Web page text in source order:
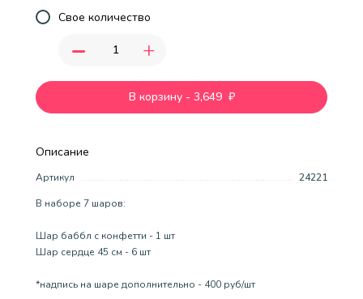
Описание
Артикул
24221
В наборе 7 шаров:
Шар баббл с конфетти - 1 шт
Шар сердце 45 см - 6 шт
*надпись на шаре дополнительно - 400 руб/шт
Свое количество
- +
В корзину - 3,649 ₽